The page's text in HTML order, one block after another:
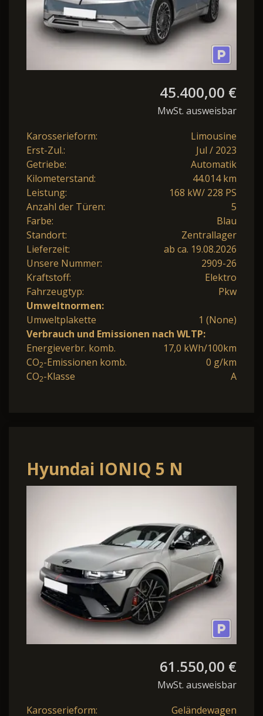
45.400,00 €
MwSt. ausweisbar
Karosserieform:
Limousine
Erst-Zul.:
Jul / 2023
Getriebe:
Automatik
Kilometerstand:
44.014 km
Leistung:
168 kW/ 228 PS
Anzahl der Türen:
5
Farbe:
Blau
Standort:
Zentrallager
Lieferzeit:
ab ca. 19.08.2026
Unsere Nummer:
2909-26
Kraftstoff:
Elektro
Fahrzeugtyp:
Pkw
Umweltnormen:
Umweltplakette
1 (None)
Verbrauch und Emissionen nach WLTP:
Energieverbr. komb.
17,0 kWh/100km
CO2-Emissionen komb.
0 g/km
CO2-Klasse A
Hyundai IONIQ 5 N
61.550,00 €
MwSt. ausweisbar
Karosserieform:
Geländewagen